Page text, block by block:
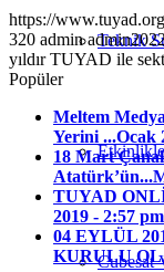
Teknik
Cubesat
https://
320 admin admin
yıldır TUYAD ile
Popüler
Meltem
Yerini ...Ocak
18 Mart
Atatürk’ün...
TUYAD
2019 - 2:57 pm
04 EYLÜL
KURULU